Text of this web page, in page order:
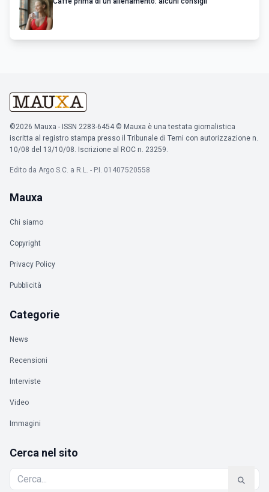
©2026 Mauxa - ISSN 2283-6454 © Mauxa è una testata giornalistica
iscritta al registro stampa presso il Tribunale di Terni con autorizzazione n.
10/08 del 13/10/08. Iscrizione al ROC n. 23259.
Edito da Argo S.C. a R.L. - P.I. 01407520558
Mauxa
Chi siamo
Copyright
Privacy Policy
Pubblicità
Categorie
News
Recensioni
Interviste
Video
Immagini
Cerca nel sito